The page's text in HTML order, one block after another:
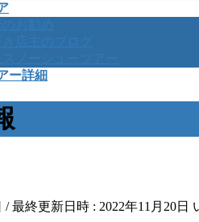
ー詳細
/ 最終更新日時 : 2022年11月20日